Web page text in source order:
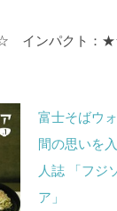
インパクト：
富士そばウ
間の思いを
人誌 「フジ
ア」